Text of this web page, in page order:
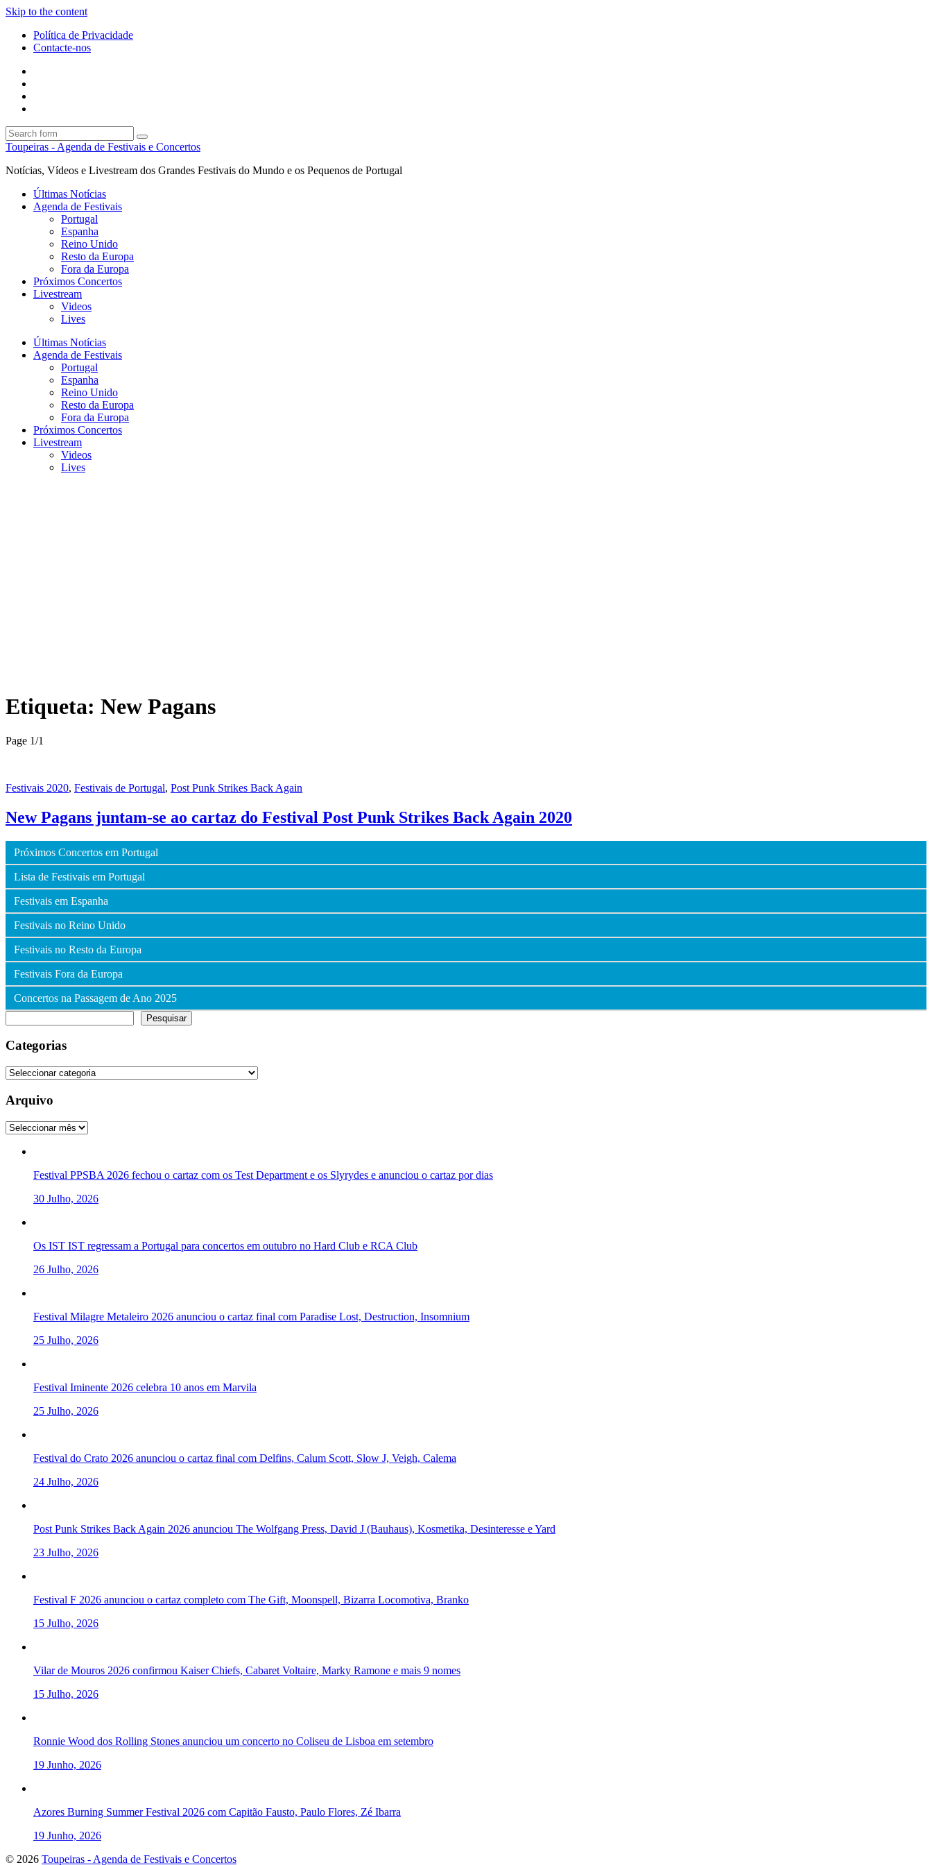
Skip to the content
Política de Privacidade
Contacte-nos
Search
Toupeiras - Agenda de Festivais e Concertos
Notícias, Vídeos e Livestream dos Grandes Festivais do Mundo e os Pequenos de Portugal
Últimas Notícias
Agenda de Festivais
Portugal
Espanha
Reino Unido
Resto da Europa
Fora da Europa
Próximos Concertos
Livestream
Videos
Lives
Últimas Notícias
Agenda de Festivais
Portugal
Espanha
Reino Unido
Resto da Europa
Fora da Europa
Próximos Concertos
Livestream
Videos
Lives
Etiqueta: New Pagans
Page 1/1
Festivais 2020, Festivais de Portugal, Post Punk Strikes Back Again
New Pagans juntam-se ao cartaz do Festival Post Punk Strikes Back Again 2020
Próximos Concertos em Portugal
Lista de Festivais em Portugal
Festivais em Espanha
Festivais no Reino Unido
Festivais no Resto da Europa
Festivais Fora da Europa
Concertos na Passagem de Ano 2025
Pesquisar
Categorias
Categorias
Arquivo
Arquivo
Festival PPSBA 2026 fechou o cartaz com os Test Department e os Slyrydes e anunciou o cartaz por dias
30 Julho, 2026
Os IST IST regressam a Portugal para concertos em outubro no Hard Club e RCA Club
26 Julho, 2026
Festival Milagre Metaleiro 2026 anunciou o cartaz final com Paradise Lost, Destruction, Insomnium
25 Julho, 2026
Festival Iminente 2026 celebra 10 anos em Marvila
25 Julho, 2026
Festival do Crato 2026 anunciou o cartaz final com Delfins, Calum Scott, Slow J, Veigh, Calema
24 Julho, 2026
Post Punk Strikes Back Again 2026 anunciou The Wolfgang Press, David J (Bauhaus), Kosmetika, Desinteresse e Yard
23 Julho, 2026
Festival F 2026 anunciou o cartaz completo com The Gift, Moonspell, Bizarra Locomotiva, Branko
15 Julho, 2026
Vilar de Mouros 2026 confirmou Kaiser Chiefs, Cabaret Voltaire, Marky Ramone e mais 9 nomes
15 Julho, 2026
Ronnie Wood dos Rolling Stones anunciou um concerto no Coliseu de Lisboa em setembro
19 Junho, 2026
Azores Burning Summer Festival 2026 com Capitão Fausto, Paulo Flores, Zé Ibarra
19 Junho, 2026
To
© 2026 Toupeiras - Agenda de Festivais e Concertos